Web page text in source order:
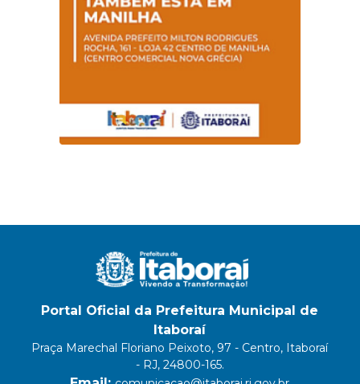
Portal Oficial da Prefeitura Municipal de
Itaboraí
Praça Marechal Floriano Peixoto, 97 - Centro, Itaboraí
- RJ, 24800-165.